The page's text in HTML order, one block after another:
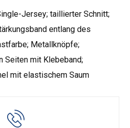
Jersey; taillierter Schnitt;
entlang des
Metallknöpfe;
Seiten mit Klebeband;
mit elastischem Saum